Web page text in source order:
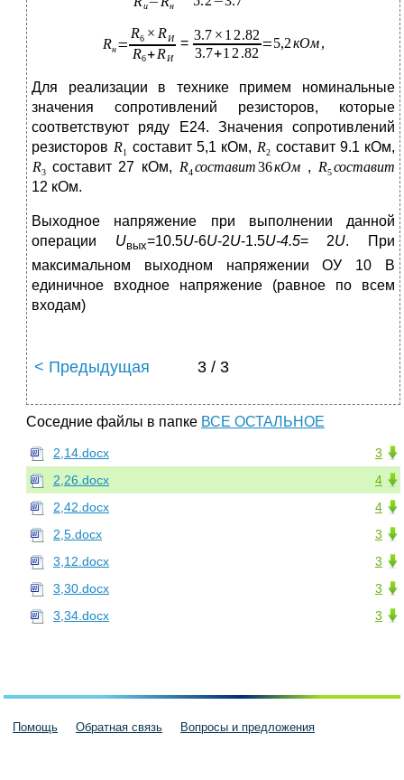
=
Для реализации в технике примем номинальные
значения сопротивлений резисторов, которые
соответствуют ряду Е24. Значения сопротивлений
резисторов
составит 5,1 кОм,
составит 9.1 кОм,
составит 27 кОм,
,
12 кОм.
Выходное напряжение при выполнении данной
операции Uвых=10.5U-6U-2U-1.5U-4.5= 2U. При
максимальном выходном напряжении ОУ 10 В
единичное входное напряжение (равное по всем
входам)
< Предыдущая 3 / 3
Соседние файлы в папке ВСЕ ОСТАЛЬНОЕ
3
2,14.docx
4
2,26.docx
4
2,42.docx
3
2,5.docx
3
3,12.docx
3
3,30.docx
3
3,34.docx
Помощь Обратная связь Вопросы и предложения